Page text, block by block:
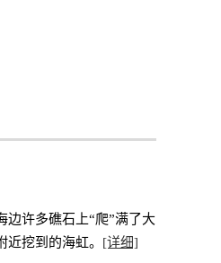
边许多礁石上“爬”满了大
挖到的海虹。 [详细]